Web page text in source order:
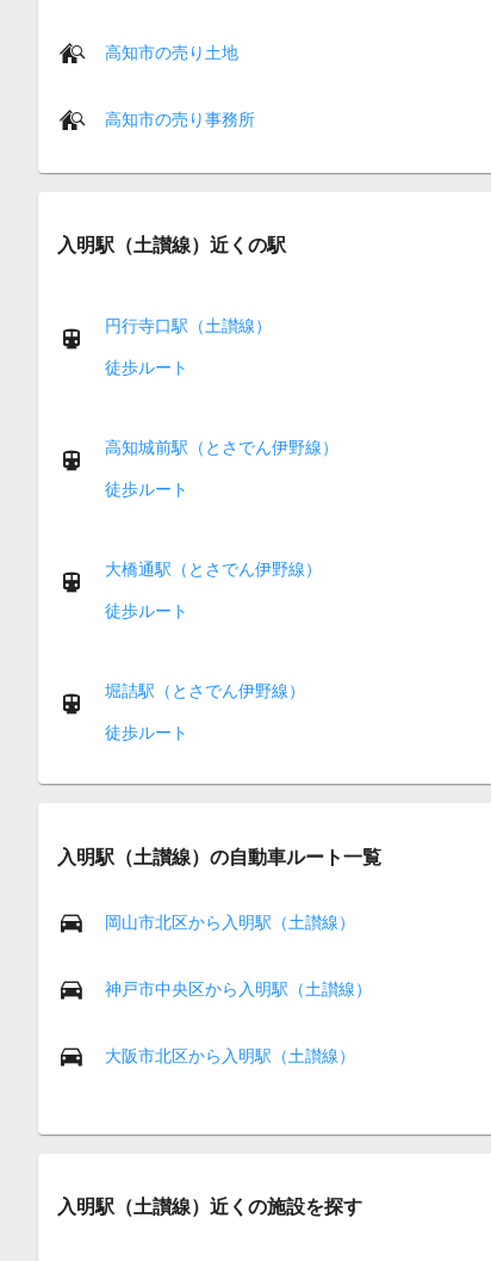
高知市の売り土地
高知市の売り事務所
入明駅（土讃線）近くの駅
円行寺口駅（土讃線）
徒歩ルート
高知城前駅（とさでん伊野線）
徒歩ルート
大橋通駅（とさでん伊野線）
徒歩ルート
堀詰駅（とさでん伊野線）
徒歩ルート
入明駅（土讃線）の自動車ルート一覧
岡山市北区から入明駅（土讃線）
神戸市中央区から入明駅（土讃線）
大阪市北区から入明駅（土讃線）
入明駅（土讃線）近くの施設を探す